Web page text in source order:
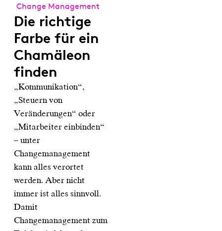
Change Management
Die richtige
Farbe für ein
Chamäleon
finden
„Kommunikation“,
„Steuern von
Veränderungen“ oder
„Mitarbeiter einbinden“
– unter
Changemanagement
kann alles verortet
werden. Aber nicht
immer ist alles sinnvoll.
Damit
Changemanagement zum